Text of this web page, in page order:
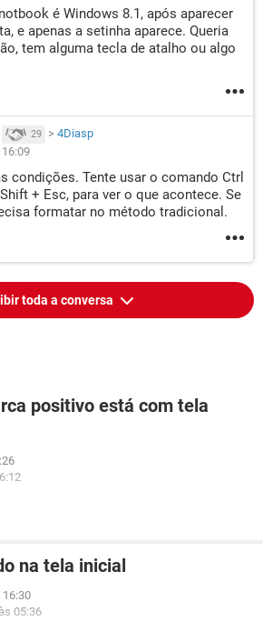
é Windows 8.1, após aparecer
e apenas a setinha aparece. Queria
tem alguma tecla de atalho ou algo
29 > 4Diasp
condições. Tente usar o comando Ctrl
+ Esc, para ver o que acontece. Se
formatar no método tradicional.
toda a conversa
positivo está com tela
na tela inicial
16:30
05:36